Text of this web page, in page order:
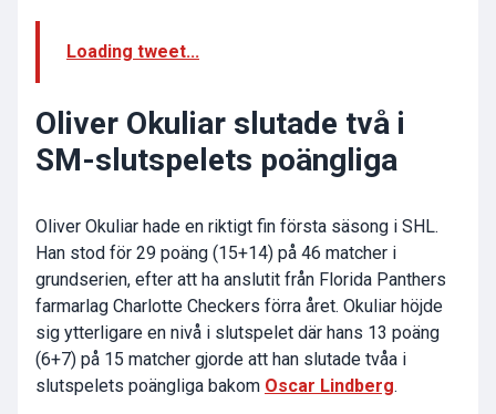
Loading tweet...
Oliver Okuliar slutade två i
SM-slutspelets poängliga
Oliver Okuliar hade en riktigt fin första säsong i SHL.
Han stod för 29 poäng (15+14) på 46 matcher i
grundserien, efter att ha anslutit från Florida Panthers
farmarlag Charlotte Checkers förra året. Okuliar höjde
sig ytterligare en nivå i slutspelet där hans 13 poäng
(6+7) på 15 matcher gjorde att han slutade tvåa i
slutspelets poängliga bakom Oscar Lindberg.